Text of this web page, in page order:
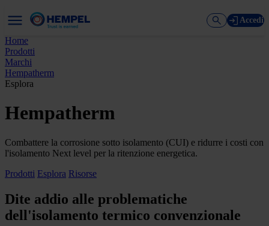
Accedi
Home
Prodotti
Marchi
Hempatherm
Esplora
Hempatherm
Combattere la corrosione sotto isolamento (CUI) e ridurre i costi con
l'isolamento Next level per la ritenzione energetica.
Prodotti Esplora Risorse
Dite addio alle problematiche
dell'isolamento termico convenzionale